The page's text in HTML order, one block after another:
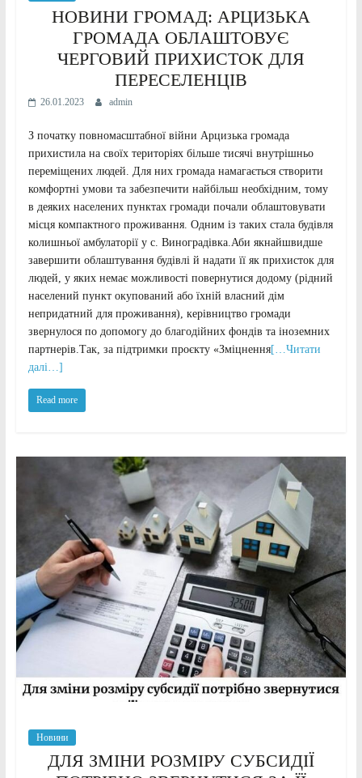
НОВИНИ ГРОМАД: АРЦИЗЬКА
ГРОМАДА ОБЛАШТОВУЄ
ЧЕРГОВИЙ ПРИХИСТОК ДЛЯ
ПЕРЕСЕЛЕНЦІВ
26.01.2023 admin
З початку повномасштабної війни Арцизька громада
прихистила на своїх територіях більше тисячі внутрішньо
переміщених людей. Для них громада намагається створити
комфортні умови та забезпечити найбільш необхідним, тому
в деяких населених пунктах громади почали облаштовувати
місця компактного проживання. Одним із таких стала будівля
колишньої амбулаторії у с. Виноградівка.Аби якнайшвидше
завершити облаштування будівлі й надати її як прихисток для
людей, у яких немає можливості повернутися додому (рідний
населений пункт окупований або їхній власний дім
непридатний для проживання), керівництво громади
звернулося по допомогу до благодійних фондів та іноземних
партнерів.Так, за підтримки проєкту «Зміцнення[…Читати
далі…]
Read more
Новини
ДЛЯ ЗМІНИ РОЗМІРУ СУБСИДІЇ